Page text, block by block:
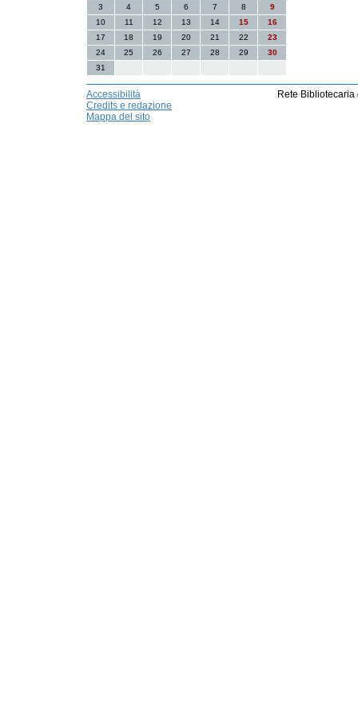
3
4 5 6 7 8
9
10
11 12 13 14 15
16
17
18 19 20 21 22
23
24
25 26 27 28 29
30
31
Accessibilità
Credits e redazione
Mappa del sito
Rete